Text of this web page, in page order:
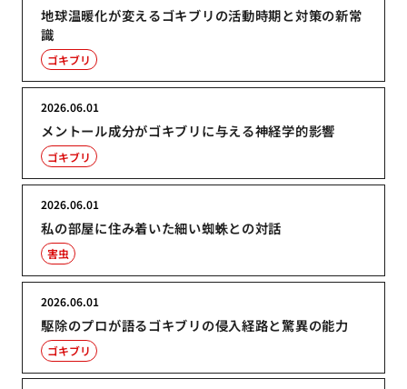
地球温暖化が変えるゴキブリの活動時期と対策の新常
識
ゴキブリ
メントール成分がゴキブリに与える神経学的影響
2026.06.01
ゴキブリ
私の部屋に住み着いた細い蜘蛛との対話
2026.06.01
害虫
駆除のプロが語るゴキブリの侵入経路と驚異の能力
2026.06.01
ゴキブリ